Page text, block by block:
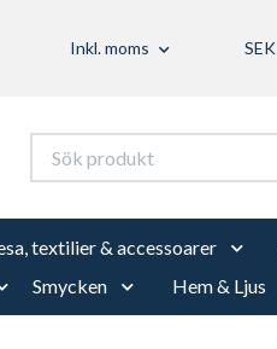
Inkl. moms SEK
textilier & accessoarer
Smycken Hem & Ljus